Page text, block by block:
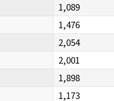
1,089
1,476
2,054
2,001
1,898
1,173